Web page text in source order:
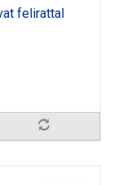
felirattal